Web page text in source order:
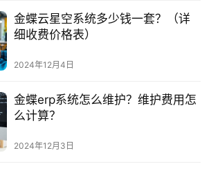
金蝶云星空系统多少钱一套？（详
细收费价格表）
2024年12月4日
金蝶erp系统怎么维护？维护费用怎
么计算？
2024年12月3日